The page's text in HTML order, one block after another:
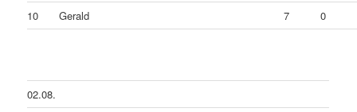
10
Gerald 7 0
02.08.